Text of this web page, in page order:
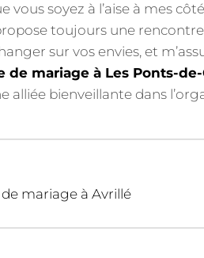
soyez à l’aise à mes
toujours une
sur vos envies, et
de mariage à Les Ponts-de-
alliée bienveillante dans
mariage à Avrillé